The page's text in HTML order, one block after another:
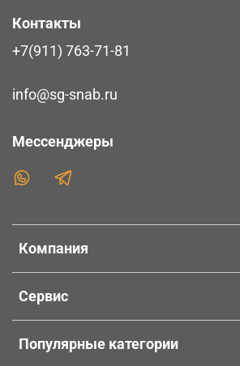
Компания
Сервис
Популярные категории
Контакты
+7(911) 763-71-81
info@sg-snab.ru
Мессенджеры